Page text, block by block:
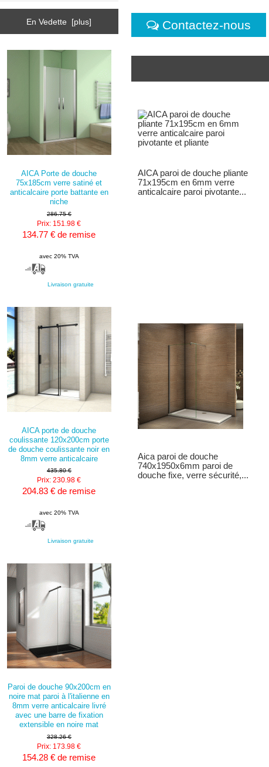
En Vedette [plus]
AICA Porte de douche
75x185cm verre satiné et
anticalcaire porte battante en
niche
286.75 €
Prix: 151.98 €
134.77 € de remise
avec 20% TVA
Livraison gratuite
AICA porte de douche
coulissante 120x200cm porte
de douche coulissante noir en
8mm verre anticalcaire
435.80 €
Prix: 230.98 €
204.83 € de remise
avec 20% TVA
Livraison gratuite
Paroi de douche 90x200cm en
noire mat paroi à l'italienne en
8mm verre anticalcaire livré
avec une barre de fixation
extensible en noire mat
328.26 €
Prix: 173.98 €
154.28 € de remise
Contactez-nous
AICA paroi de douche pliante
71x195cm en 6mm verre
anticalcaire paroi pivotante...
Aica paroi de douche
740x1950x6mm paroi de
douche fixe, verre sécurité,...